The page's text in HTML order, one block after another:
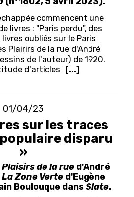
commencent une
livres : "Paris perdu", des
oubliés sur le Paris
Plairirs de la rue d'André
de l'auteur) de 1920.
d'articles
[...]
01/04/23
sur les traces
disparu
»
Plaisirs de la rue d'André
La Zone Verte d'Eugène
Boulouque dans Slate.